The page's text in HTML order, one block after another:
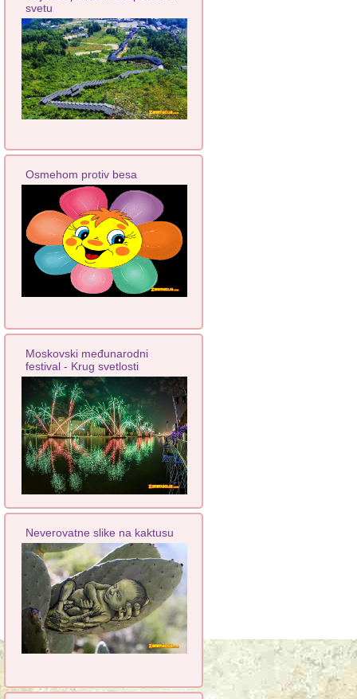
svetu
Osmehom protiv besa
Moskovski međunarodni
festival - Krug svetlosti
Neverovatne slike na kaktusu